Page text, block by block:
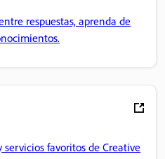
respuestas, aprenda de
servicios favoritos de Creative